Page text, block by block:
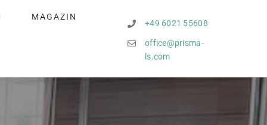
MAGAZIN
+49 6021 55608
office@prisma-
ls.com